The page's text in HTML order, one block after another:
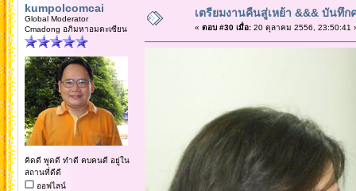
kumpolcomcai
Global Moderator
Cmadong อภิมหาอมตะเซียน
คิดดี พูดดี ทำดี คบคนดี อยู่ใน
สถานที่ดีดี
ออฟไลน์
เตรียมงานคืนสู่เหย้า &&& บันทึก
« ตอบ #30 เมื่อ:20 ตุลาคม 2556, 23:50:41